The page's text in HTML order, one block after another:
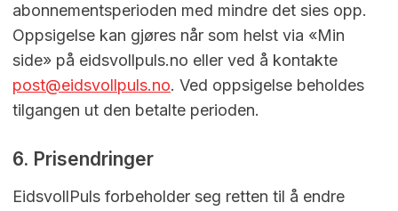
abonnementsperioden med mindre det sies opp.
Oppsigelse kan gjøres når som helst via «Min
side» på eidsvollpuls.no eller ved å kontakte
post@eidsvollpuls.no. Ved oppsigelse beholdes
tilgangen ut den betalte perioden.
6. Prisendringer
EidsvollPuls forbeholder seg retten til å endre